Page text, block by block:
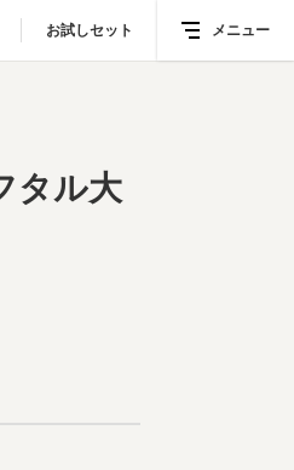
お試しセット メニュー
お試しセット メニュー
ルレシピ
タル大